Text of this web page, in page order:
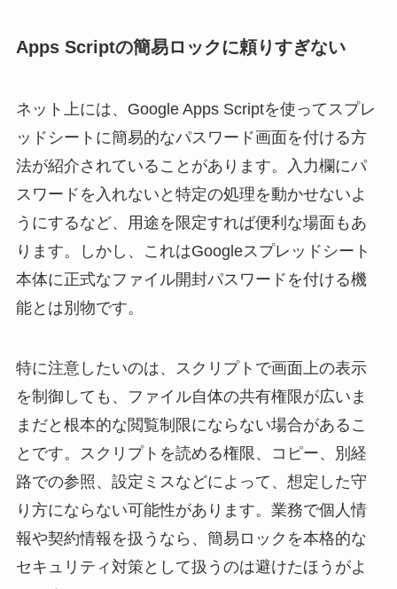
Apps Scriptの簡易ロックに頼りすぎない
ネット上には、Google Apps Scriptを使ってスプレ
ッドシートに簡易的なパスワード画面を付ける方
法が紹介されていることがあります。入力欄にパ
スワードを入れないと特定の処理を動かせないよ
うにするなど、用途を限定すれば便利な場面もあ
ります。しかし、これはGoogleスプレッドシート
本体に正式なファイル開封パスワードを付ける機
能とは別物です。
特に注意したいのは、スクリプトで画面上の表示
を制御しても、ファイル自体の共有権限が広いま
まだと根本的な閲覧制限にならない場合があるこ
とです。スクリプトを読める権限、コピー、別経
路での参照、設定ミスなどによって、想定した守
り方にならない可能性があります。業務で個人情
報や契約情報を扱うなら、簡易ロックを本格的な
セキュリティ対策として扱うのは避けたほうがよ